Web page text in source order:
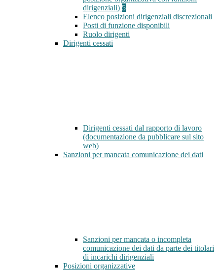
dirigenziali) 5
Elenco posizioni dirigenziali discrezionali
Posti di funzione disponibili
Ruolo dirigenti
Dirigenti cessati
Dirigenti cessati dal rapporto di lavoro
(documentazione da pubblicare sul sito
web)
Sanzioni per mancata comunicazione dei dati
Sanzioni per mancata o incompleta
comunicazione dei dati da parte dei titolari
di incarichi dirigenziali
Posizioni organizzative